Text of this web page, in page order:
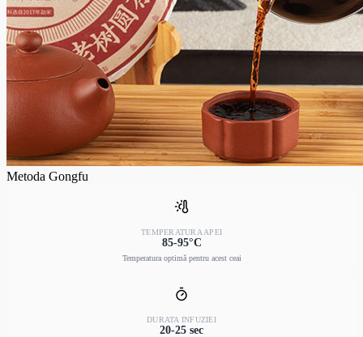
Metoda Gongfu
TEMPERATURA APEI
85-95°C
Temperatura optimă pentru acest ceai
DURATA INFUZIEI
20-25 sec